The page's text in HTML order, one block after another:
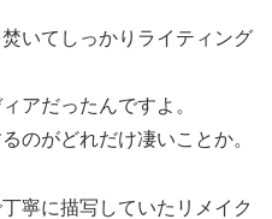
いてしっかりライティング
アだったんですよ。
のがどれだけ凄いことか。
寧に描写していたリメイク